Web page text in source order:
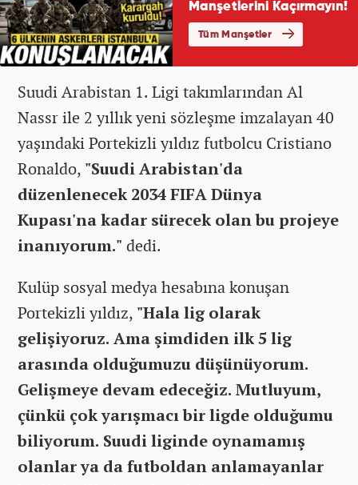
Suudi Arabistan 1. Ligi takımlarından Al
Nassr ile 2 yıllık yeni sözleşme imzalayan 40
yaşındaki Portekizli yıldız futbolcu Cristiano
Ronaldo, "Suudi Arabistan'da
düzenlenecek 2034 FIFA Dünya
Kupası'na kadar sürecek olan bu projeye
inanıyorum." dedi.
Kulüp sosyal medya hesabına konuşan
Portekizli yıldız, "Hala lig olarak
gelişiyoruz. Ama şimdiden ilk 5 lig
arasında olduğumuzu düşünüyorum.
Gelişmeye devam edeceğiz. Mutluyum,
çünkü çok yarışmacı bir ligde olduğumu
biliyorum. Suudi liginde oynamamış
olanlar ya da futboldan anlamayanlar